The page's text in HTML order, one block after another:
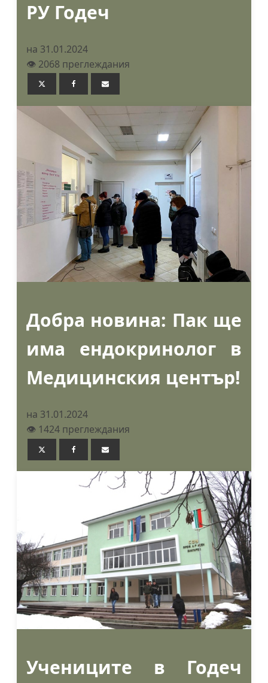
РУ Годеч
на 31.01.2024
👁️ 2068 преглеждания
Добра новина: Пак ще
има ендокринолог в
Медицинския център!
на 31.01.2024
👁️ 1424 преглеждания
Учениците в Годеч